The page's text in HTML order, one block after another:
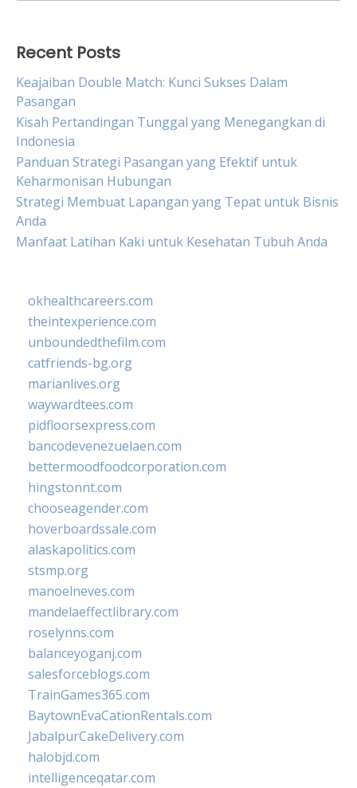
Recent Posts
Keajaiban Double Match: Kunci Sukses Dalam
Pasangan
Kisah Pertandingan Tunggal yang Menegangkan di
Indonesia
Panduan Strategi Pasangan yang Efektif untuk
Keharmonisan Hubungan
Strategi Membuat Lapangan yang Tepat untuk Bisnis
Anda
Manfaat Latihan Kaki untuk Kesehatan Tubuh Anda
okhealthcareers.com
theintexperience.com
unboundedthefilm.com
catfriends-bg.org
marianlives.org
waywardtees.com
pidfloorsexpress.com
bancodevenezuelaen.com
bettermoodfoodcorporation.com
hingstonnt.com
chooseagender.com
hoverboardssale.com
alaskapolitics.com
stsmp.org
manoelneves.com
mandelaeffectlibrary.com
roselynns.com
balanceyoganj.com
salesforceblogs.com
TrainGames365.com
BaytownEvaCationRentals.com
JabalpurCakeDelivery.com
halobjd.com
intelligenceqatar.com